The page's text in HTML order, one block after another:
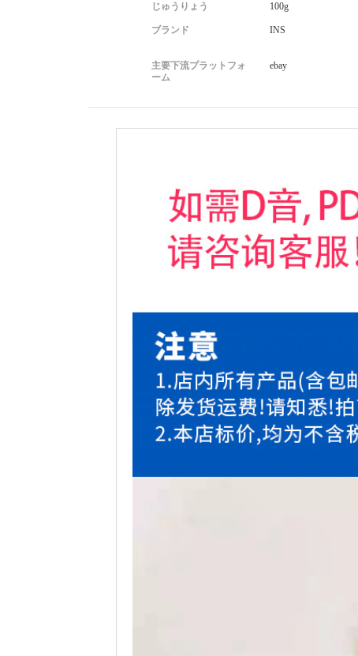
じゅうりょう 100g
ブランド INS
主要下流プラットフォ
ーム
ebay